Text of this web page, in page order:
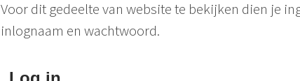
Voor dit gedeelte van website te bekijken dien je
inlognaam en wachtwoord.